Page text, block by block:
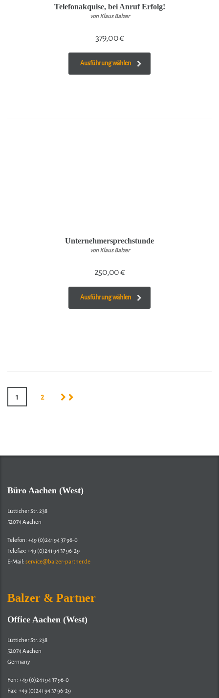
Telefonakquise, bei Anruf Erfolg!
von Klaus Balzer
379,00€
Ausführung wählen
Unternehmersprechstunde
von Klaus Balzer
250,00€
Ausführung wählen
1 2
Büro Aachen (West)
Lütticher Str. 238
52074 Aachen
Telefon: +49 (0)241 94 37 96-0
Telefax: +49 (0)241 94 37 96-29
E-Mail: service@balzer-partner.de
Balzer & Partner
Office Aachen (West)
Lütticher Str. 238
52074 Aachen
Germany
Fon: +49 (0)241 94 37 96-0
Fax: +49 (0)241 94 37 96-29